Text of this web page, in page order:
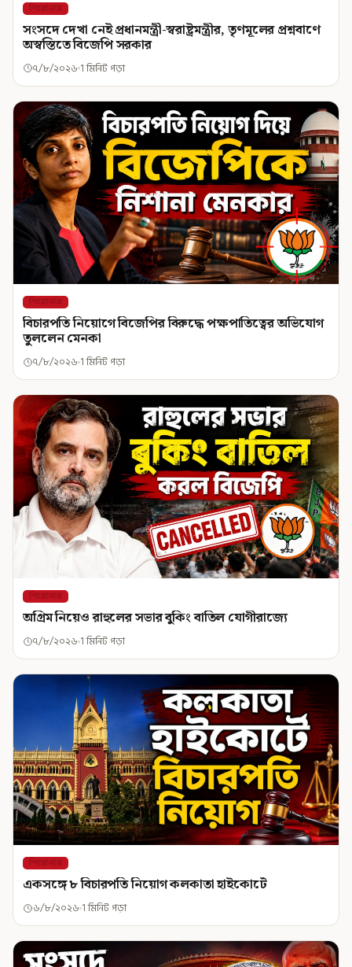
শিরোনাম
সংসদে দেখা নেই প্রধানমন্ত্রী-স্বরাষ্ট্রমন্ত্রীর, তৃণমূলের প্রশ্নবাণে
অস্বস্তিতে বিজেপি সরকার
৭/৮/২০২৬ 1 মিনিট পড়া
শিরোনাম
বিচারপতি নিয়োগে বিজেপির বিরুদ্ধে পক্ষপাতিত্বের অভিযোগ
তুললেন মেনকা
৭/৮/২০২৬ 1 মিনিট পড়া
শিরোনাম
অগ্রিম নিয়েও রাহুলের সভার বুকিং বাতিল যোগীরাজ্যে
৭/৮/২০২৬ 1 মিনিট পড়া
শিরোনাম
একসঙ্গে ৮ বিচারপতি নিয়োগ কলকাতা হাইকোর্টে
৬/৮/২০২৬ 1 মিনিট পড়া